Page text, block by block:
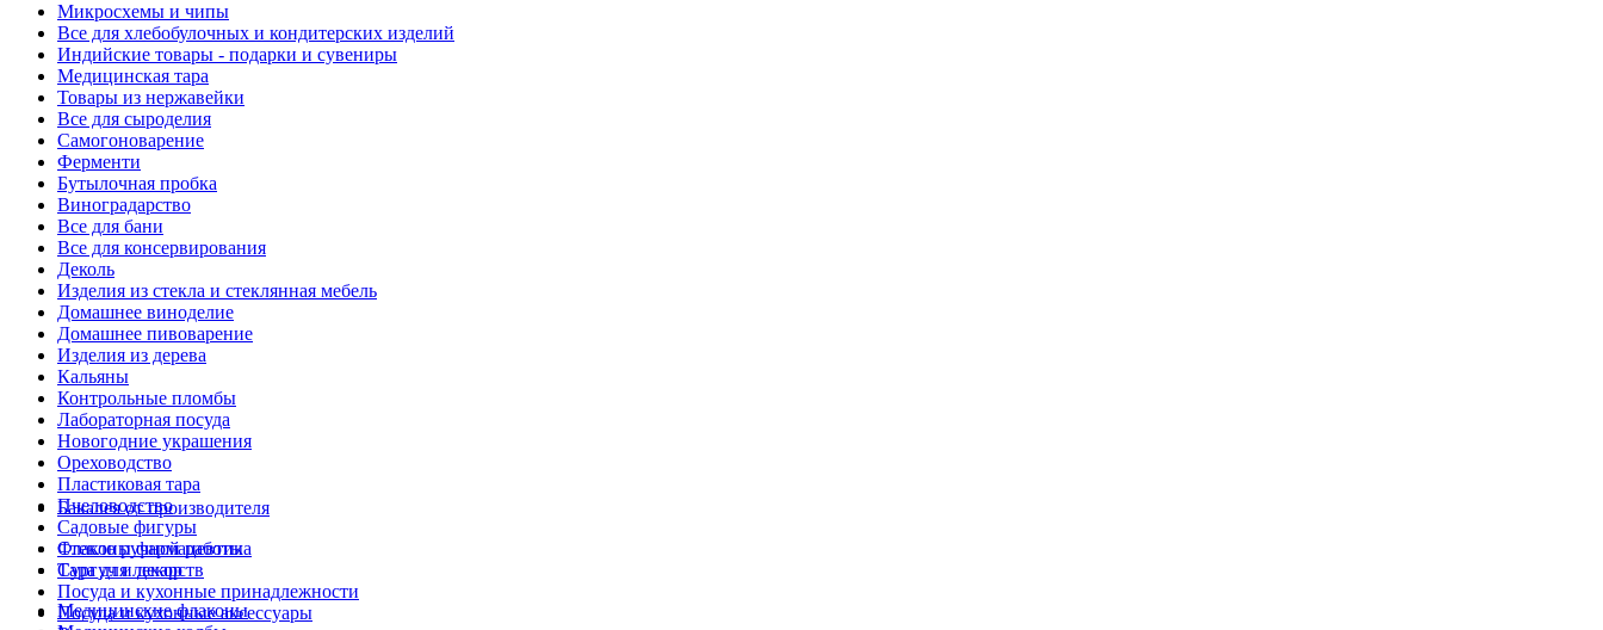
Микросхемы и чипы
Все для хлебобулочных и кондитерских изделий
Индийские товары - подарки и сувениры
Медицинская тара
Товары из нержавейки
Все для сыроделия
Самогоноварение
Ферменти
Бутылочная пробка
Виноградарство
Все для бани
Все для консервирования
Деколь
Изделия из стекла и стеклянная мебель
Домашнее виноделие
Домашнее пивоварение
Изделия из дерева
Кальяны
Контрольные пломбы
Лабораторная посуда
Новогодние украшения
Ореховодство
Пластиковая тара
Пчеловодство
Садовые фигуры
Стекло ручной работы
Сургуч и декор
Посуда и кухонные принадлежности
Посуда и кухонные аксессуары
Бакалея от производителя
Флаконы фармацевтика
Тара для лекарств
Медицинские флаконы